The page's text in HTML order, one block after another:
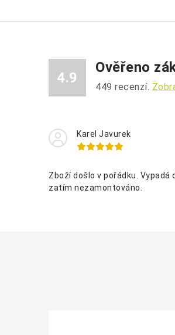
4.9
Ověřeno
449 recenzí.
Karel Javurek
Zboží došlo v pořádku. Vypadá
zatím nezamontováno.